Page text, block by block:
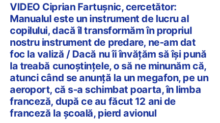
VIDEO Ciprian Fartușnic, cercetător:
Manualul este un instrument de lucru al
copilului, dacă îl transformăm în propriul
nostru instrument de predare, ne-am dat
foc la valiză / Dacă nu îi învățăm să își pună
la treabă cunoștințele, o să ne minunăm că,
atunci când se anunță la un megafon, pe un
aeroport, că s-a schimbat poarta, în limba
franceză, după ce au făcut 12 ani de
franceză la școală, pierd avionul